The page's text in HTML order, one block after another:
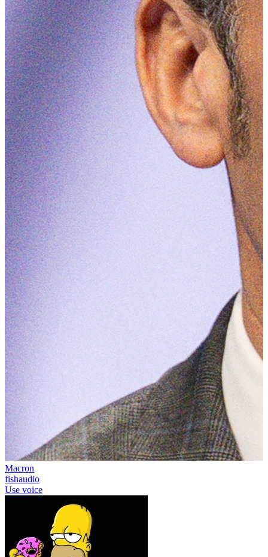
Macron
fishaudio
Use voice